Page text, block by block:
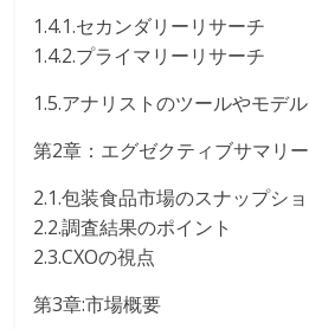
1.4.1.セカンダリーリサーチ
1.4.2.プライマリーリサーチ
1.5.アナリストのツールやモデル
第2章：エグゼクティブサマリー
2.1.包装食品市場のスナップシ
2.2.調査結果のポイント
2.3.CXOの視点
第3章:市場概要